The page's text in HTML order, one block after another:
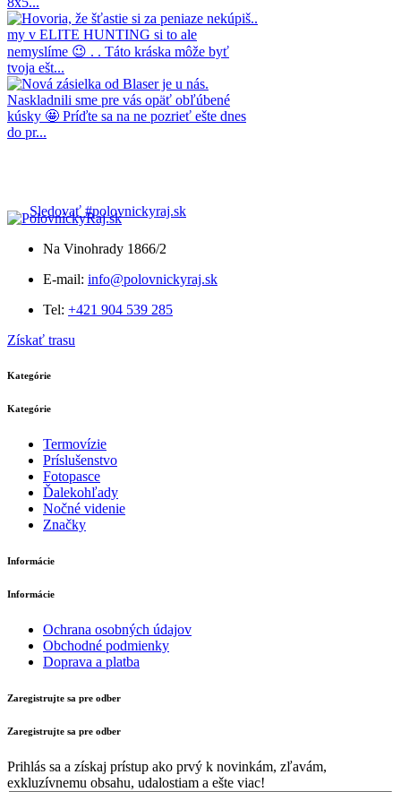
Sledovať #polovnickyraj.sk
Na Vinohrady 1866/2
E-mail: info@polovnickyraj.sk
Tel: +421 904 539 285
Získať trasu
Kategórie
Kategórie
Termovízie
Príslušenstvo
Fotopasce
Ďalekohľady
Nočné videnie
Značky
Informácie
Informácie
Ochrana osobných údajov
Obchodné podmienky
Doprava a platba
Zaregistrujte sa pre odber
Zaregistrujte sa pre odber
Prihlás sa a získaj prístup ako prvý k novinkám, zľavám,
exkluzívnemu obsahu, udalostiam a ešte viac!